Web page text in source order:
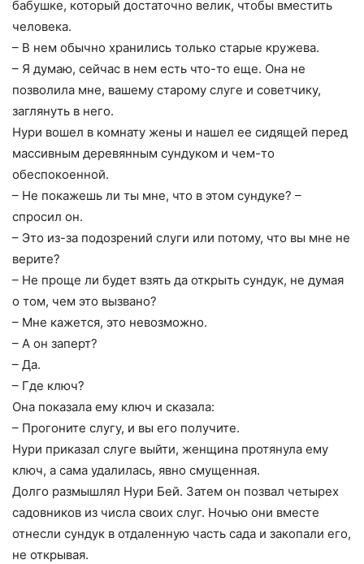
бабушке, который достаточно велик, чтобы вместить
человека.
– В нем обычно хранились только старые кружева.
– Я думаю, сейчас в нем есть что-то еще. Она не
позволила мне, вашему старому слуге и советчику,
заглянуть в него.
Нури вошел в комнату жены и нашел ее сидящей перед
массивным деревянным сундуком и чем-то
обеспокоенной.
– Не покажешь ли ты мне, что в этом сундуке? –
спросил он.
– Это из-за подозрений слуги или потому, что вы мне не
верите?
– Не проще ли будет взять да открыть сундук, не думая
о том, чем это вызвано?
– Мне кажется, это невозможно.
– А он заперт?
– Да.
– Где ключ?
Она показала ему ключ и сказала:
– Прогоните слугу, и вы его получите.
Нури приказал слуге выйти, женщина протянула ему
ключ, а сама удалилась, явно смущенная.
Долго размышлял Нури Бей. Затем он позвал четырех
садовников из числа своих слуг. Ночью они вместе
отнесли сундук в отдаленную часть сада и закопали его,
не открывая.